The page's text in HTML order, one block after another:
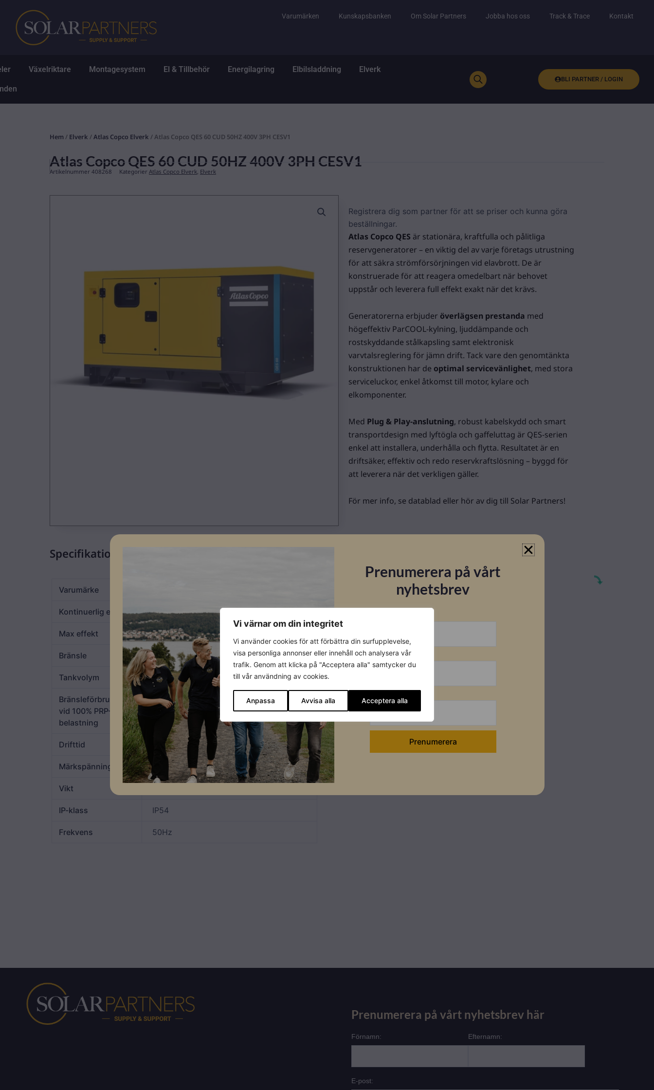
Vi värnar om din integritet
Vi använder cookies för att förbättra din surfupplevelse,
visa personliga annonser eller innehåll och analysera vår
trafik. Genom att klicka på "Acceptera alla" samtycker du
till vår användning av cookies.
Anpassa Avvisa alla Acceptera alla
innehåll
Varumärken Kunskapsbanken Om Solar Partners Jobba hos oss Track & Trace Kontakt
Öppna Solpaneler
Växelriktare Öppna Växelriktare
Montagesystem Öppna Montagesystem
El & Tillbehör Öppna El & Tillbehör
Energilagring Öppna Energilagring
Elbilsladdning Öppna Elbilsladdning
Elverk
BLI PARTNER / LOGIN
Hem / Elverk /Atlas Copco Elverk / Atlas Copco QES 60 CUD 50HZ 400V 3PH CESV1
Atlas Copco QES 60 CUD 50HZ 400V 3PH CESV1
Artikelnummer 408268 Kategorier Atlas Copco Elverk Elverk
Registrera dig som partner för att se priser och kunna göra
beställningar.
Atlas Copco QES är stationära, kraftfulla och pålitliga
reservgeneratorer – en viktig del av varje företags utrustning
för att säkra strömförsörjningen vid elavbrott. De är
konstruerade för att reagera omedelbart när behovet
uppstår och leverera full effekt exakt när det krävs.
Generatorerna erbjuder överlägsen prestanda med
högeffektiv ParCOOL-kylning, ljuddämpande och
rostskyddande stålkapsling samt elektronisk
varvtalsreglering för jämn drift. Tack vare den genomtänkta
konstruktionen har de optimal servicevänlighet, med stora
serviceluckor, enkel åtkomst till motor, kylare och
elkomponenter.
Med Plug & Play-anslutning, robust kabelskydd och smart
transportdesign med lyftögla och gaffeluttag är QES-serien
enkel att installera, underhålla och flytta. Resultatet är en
driftsäker, effektiv och redo reservkraftslösning – byggd för
att leverera när det verkligen gäller.
För mer info, se datablad eller hör av dig till Solar Partners!
Specifikationer
Varumärke
Kontinuerlig effekt 60kVA
Max effekt 64kVA
Bränsle Disel
Tankvolym 104L
Bränsleförbrukning
vid 100% PRP-
belastning
13,3L/h
Drifttid ~8h
Märkspänning 400V
Vikt
IP-klass IP54
Frekvens 50Hz
Ladda ner
Prenumerera på vårt nyhetsbrev här
Förnamn: Efternamn:
E-post:
Prenumerera på vårt
nyhetsbrev
Förnamn
Efternamn